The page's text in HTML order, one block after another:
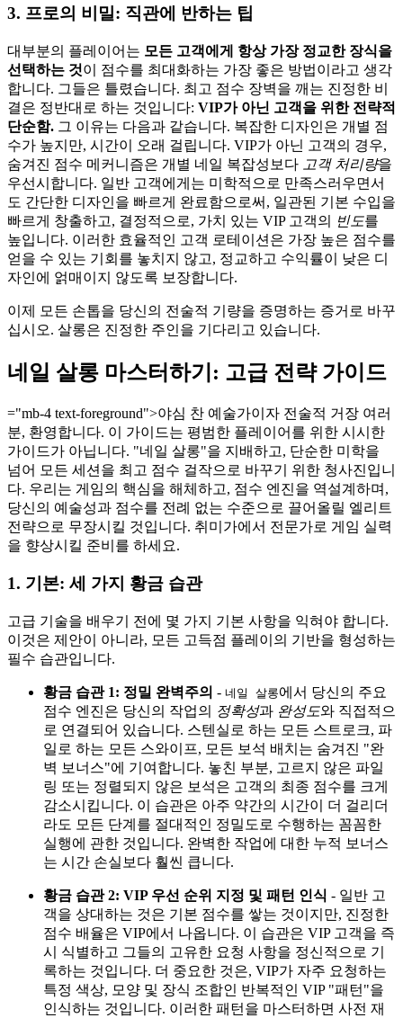
3. 프로의 비밀: 직관에 반하는 팁
대부분의 플레이어는 모든 고객에게 항상 가장 정교한 장식을
선택하는 것이 점수를 최대화하는 가장 좋은 방법이라고 생각
합니다. 그들은 틀렸습니다. 최고 점수 장벽을 깨는 진정한 비
결은 정반대로 하는 것입니다: VIP가 아닌 고객을 위한 전략적
단순함. 그 이유는 다음과 같습니다. 복잡한 디자인은 개별 점
수가 높지만, 시간이 오래 걸립니다. VIP가 아닌 고객의 경우,
숨겨진 점수 메커니즘은 개별 네일 복잡성보다 고객 처리량을
우선시합니다. 일반 고객에게는 미학적으로 만족스러우면서
도 간단한 디자인을 빠르게 완료함으로써, 일관된 기본 수입을
빠르게 창출하고, 결정적으로, 가치 있는 VIP 고객의
빈도를
높입니다. 이러한 효율적인 고객 로테이션은 가장 높은 점수를
얻을 수 있는 기회를 놓치지 않고, 정교하고 수익률이 낮은 디
자인에 얽매이지 않도록 보장합니다.
이제 모든 손톱을 당신의 전술적 기량을 증명하는 증거로 바꾸
십시오. 살롱은 진정한 주인을 기다리고 있습니다.
네일 살롱 마스터하기: 고급 전략 가이드
="mb-4 text-foreground">야심 찬 예술가이자 전술적 거장 여러
분, 환영합니다. 이 가이드는 평범한 플레이어를 위한 시시한
가이드가 아닙니다. "네일 살롱"을 지배하고, 단순한 미학을
넘어 모든 세션을 최고 점수 걸작으로 바꾸기 위한 청사진입니
다. 우리는 게임의 핵심을 해체하고, 점수 엔진을 역설계하며,
당신의 예술성과 점수를 전례 없는 수준으로 끌어올릴 엘리트
전략으로 무장시킬 것입니다. 취미가에서 전문가로 게임 실력
을 향상시킬 준비를 하세요.
1. 기본: 세 가지 황금 습관
고급 기술을 배우기 전에 몇 가지 기본 사항을 익혀야 합니다.
이것은 제안이 아니라, 모든 고득점 플레이의 기반을 형성하는
필수 습관입니다.
황금 습관 1: 정밀 완벽주의 - 네일 살롱에서 당신의 주요
점수 엔진은 당신의 작업의 정확성과 완성도와 직접적으
로 연결되어 있습니다. 스텐실로 하는 모든 스트로크, 파
일로 하는 모든 스와이프, 모든 보석 배치는 숨겨진 "완
벽 보너스"에 기여합니다. 놓친 부분, 고르지 않은 파일
링 또는 정렬되지 않은 보석은 고객의 최종 점수를 크게
감소시킵니다. 이 습관은 아주 약간의 시간이 더 걸리더
라도 모든 단계를 절대적인 정밀도로 수행하는 꼼꼼한
실행에 관한 것입니다. 완벽한 작업에 대한 누적 보너스
는 시간 손실보다 훨씬 큽니다.
황금 습관 2: VIP 우선 순위 지정 및 패턴 인식 - 일반 고
객을 상대하는 것은 기본 점수를 쌓는 것이지만, 진정한
점수 배율은 VIP에서 나옵니다. 이 습관은 VIP 고객을 즉
시 식별하고 그들의 고유한 요청 사항을 정신적으로 기
록하는 것입니다. 더 중요한 것은, VIP가 자주 요청하는
특정 색상, 모양 및 장식 조합인 반복적인 VIP "패턴"을
인식하는 것입니다. 이러한 패턴을 마스터하면 사전 재